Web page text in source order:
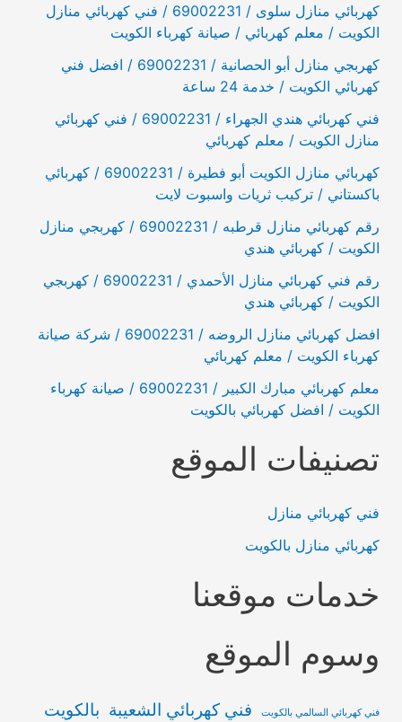
كهربائي منازل سلوى / 69002231 / فني كهربائي منازل
الكويت / معلم كهربائي / صيانة كهرباء الكويت
كهربجي منازل أبو الحصانية / 69002231 / افضل فني
كهربائي الكويت / خدمة 24 ساعة
فني كهربائي هندي الجهراء / 69002231 / فني كهربائي
منازل الكويت / معلم كهربائي
كهربائي منازل الكويت أبو فطيرة / 69002231 / كهربائي
باكستاني / تركيب ثريات واسبوت لايت
رقم كهربائي منازل قرطبه / 69002231 / كهربجي منازل
الكويت / كهربائي هندي
رقم فني كهربائي منازل الأحمدي / 69002231 / كهربجي
الكويت / كهربائي هندي
افضل كهربائي منازل الروضه / 69002231 / شركة صيانة
كهرباء الكويت / معلم كهربائي
معلم كهربائي مبارك الكبير / 69002231 / صيانة كهرباء
الكويت / افضل كهربائي بالكويت
تصنيفات الموقع
فني كهربائي منازل
كهربائي منازل بالكويت
خدمات موقعنا
وسوم الموقع
فني كهربائي السالمي بالكويت فني كهربائي الشعيبة بالكويت